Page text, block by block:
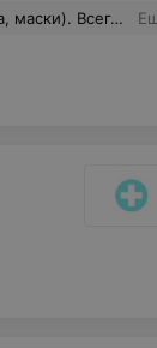
человек. Очень рекомендую.